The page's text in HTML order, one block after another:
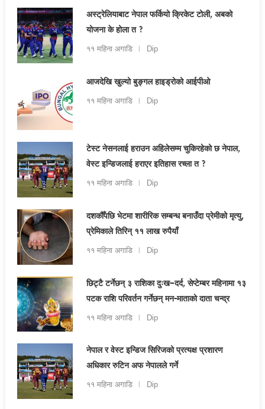
अस्ट्रेलियाबाट नेपाल फर्कियो क्रिकेट टोली, अबको
योजना के होला त ?
११ महिना अगाडि Dip
आजदेखि खुल्यो बुङ्गल हाइड्रोको आईपीओ
११ महिना अगाडि Dip
टेस्ट नेसनलाई हराउन अहिलेसम्म चुकिरहेको छ नेपाल,
वेस्ट इन्डिजलाई हराएर इतिहास रच्ला त ?
११ महिना अगाडि Dip
दशकौँपछि भेटमा शारीरिक सम्बन्ध बनाउँदा प्रेमीको मृत्यु,
प्रेमिकाले तिरिन् ११ लाख रुपैयाँ
११ महिना अगाडि Dip
छिट्टै टर्नेछन् ३ राशिका दुःख–दर्द, सेप्टेम्बर महिनामा १३
पटक राशि परिवर्तन गर्नेछन् मन-माताको दाता चन्द्र
११ महिना अगाडि Dip
नेपाल र वेस्ट इन्डिज सिरिजको प्रत्यक्ष प्रशारण
अधिकार रुटिन अफ नेपालले गर्ने
११ महिना अगाडि Dip